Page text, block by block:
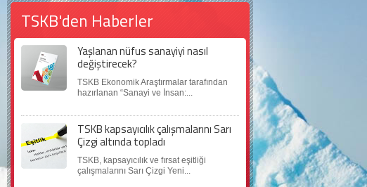
TSKB'den Haberler
Yaşlanan nüfus sanayiyi nasıl
değiştirecek?
TSKB Ekonomik Araştırmalar tarafından
hazırlanan “Sanayi ve İnsan:...
TSKB kapsayıcılık çalışmalarını Sarı
Çizgi altında topladı
TSKB, kapsayıcılık ve fırsat eşitliği
çalışmalarını Sarı Çizgi Yeni...